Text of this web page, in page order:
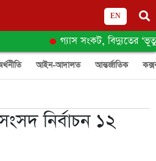
EN
গ্যাস সংকট, বিদ্যুতের ‘ভূতুড়ে
আইন-আদালত আন্তর্জাতিক
নির্বাচন ১২